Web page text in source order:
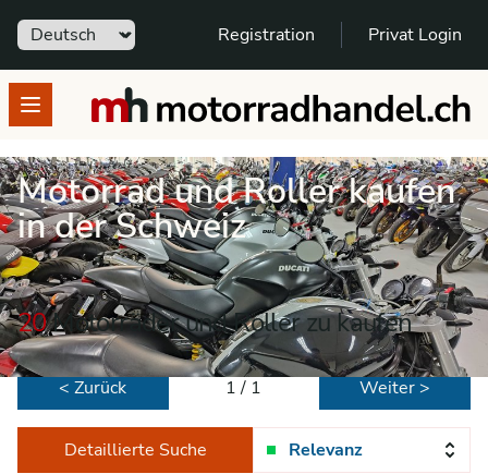
Sprache Registration Privat Login
Open menumotorradhandel.ch
Motorrad und Roller kaufen
in der Schweiz
20Motorräder und Roller zu kaufen
< Zurück 1 / 1 Weiter >
Detaillierte Suche Relevanz